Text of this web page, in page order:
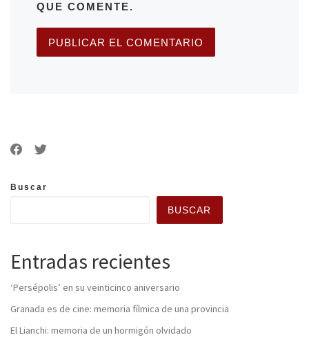
QUE COMENTE.
Buscar
BUSCAR
Entradas recientes
‘Persépolis’ en su veinticinco aniversario
Granada es de cine: memoria fílmica de una provincia
El Lianchi: memoria de un hormigón olvidado